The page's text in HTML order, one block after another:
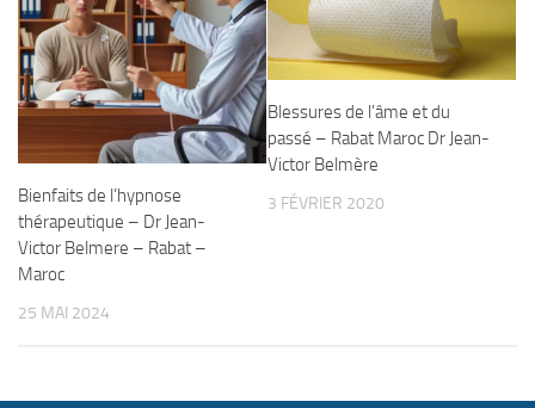
Bienfaits de l’hypnose
thérapeutique – Dr Jean-
Victor Belmere – Rabat –
Maroc
25 MAI 2024
Blessures de l’âme et du
passé – Rabat Maroc Dr Jean-
Victor Belmère
3 FÉVRIER 2020